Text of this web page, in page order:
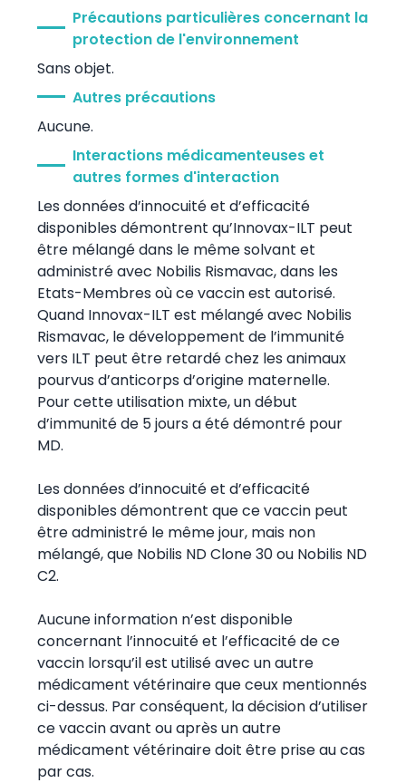
Précautions particulières concernant la
protection de l'environnement
Sans objet.
Autres précautions
Aucune.
Interactions médicamenteuses et
autres formes d'interaction
Les données d’innocuité et d’efficacité
disponibles démontrent qu’Innovax-ILT peut
être mélangé dans le même solvant et
administré avec Nobilis Rismavac, dans les
Etats-Membres où ce vaccin est autorisé.
Quand Innovax-ILT est mélangé avec Nobilis
Rismavac, le développement de l’immunité
vers ILT peut être retardé chez les animaux
pourvus d’anticorps d’origine maternelle.
Pour cette utilisation mixte, un début
d’immunité de 5 jours a été démontré pour
MD.
Les données d’innocuité et d’efficacité
disponibles démontrent que ce vaccin peut
être administré le même jour, mais non
mélangé, que Nobilis ND Clone 30 ou Nobilis ND
C2.
Aucune information n’est disponible
concernant l’innocuité et l’efficacité de ce
vaccin lorsqu’il est utilisé avec un autre
médicament vétérinaire que ceux mentionnés
ci-dessus. Par conséquent, la décision d’utiliser
ce vaccin avant ou après un autre
médicament vétérinaire doit être prise au cas
par cas.